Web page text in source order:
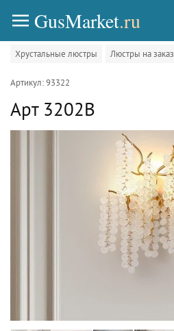
GusMarket.ru
Хрустальные люстры Люстры на заказ
Артикул: 93322
Арт 3202B